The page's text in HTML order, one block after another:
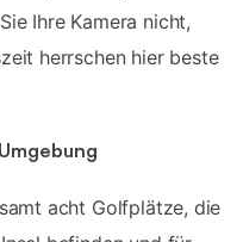
Ihre Kamera nicht,
herrschen hier beste
acht Golfplätze, die